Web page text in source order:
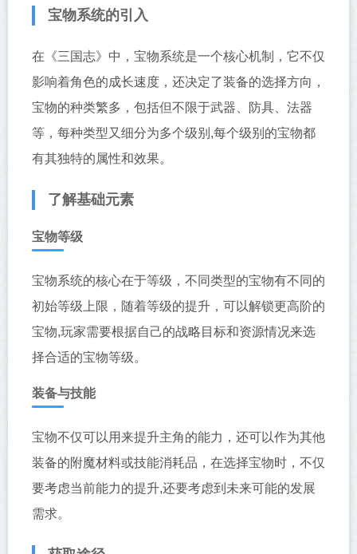
宝物系统的引入
在《三国志》中，宝物系统是一个核心机制，它不仅
影响着角色的成长速度，还决定了装备的选择方向，
宝物的种类繁多，包括但不限于武器、防具、法器
等，每种类型又细分为多个级别,每个级别的宝物都
有其独特的属性和效果。
了解基础元素
宝物等级
宝物系统的核心在于等级，不同类型的宝物有不同的
初始等级上限，随着等级的提升，可以解锁更高阶的
宝物,玩家需要根据自己的战略目标和资源情况来选
择合适的宝物等级。
装备与技能
宝物不仅可以用来提升主角的能力，还可以作为其他
装备的附魔材料或技能消耗品，在选择宝物时，不仅
要考虑当前能力的提升,还要考虑到未来可能的发展
需求。